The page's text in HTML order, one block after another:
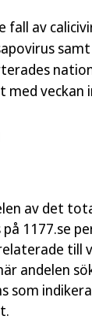
fall av
veckan
av det
1177.se
till
andelen
som